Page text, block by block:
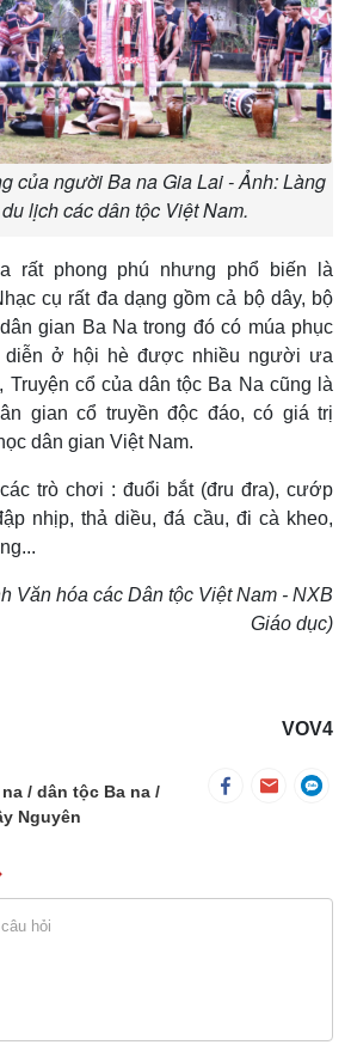
của người Ba na Gia Lai - Ảnh: Làng
lịch các dân tộc Việt Nam.
rất phong phú nh­ưng phổ biến là
cụ rất đa dạng gồm cả bộ dây, bộ
gian Ba Na trong đó có múa phục
diễn ở hội hè đ­ược nhiều ng­ười ­ưa
Truyện cổ của dân tộc Ba Na cũng là
gian cổ truyền độc đáo, có giá trị
dân gian Việt Nam.
trò chơi : đuổi bắt (đru đra), c­ướp
nhịp, thả diều, đá cầu, đi cà kheo,
Văn hóa các Dân tộc Việt Nam - NXB
Giáo dục)
VOV4
dân tộc Ba na
Nguyên